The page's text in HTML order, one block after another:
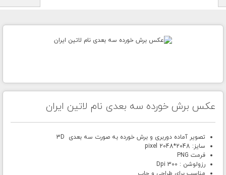
عکس برش خورده سه بعدی نام لاتین ایران
تصویر آماده دوربری و برش خورده به صورت سه بعدی 3D
سایز: 2048*2048 pixel
فرمت PNG
رزولوشن : 300 Dpi